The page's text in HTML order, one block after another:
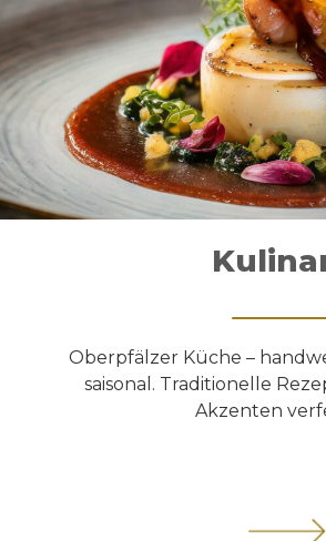
Oberpfälzer Küche –
saisonal. Traditionelle
Akzenten